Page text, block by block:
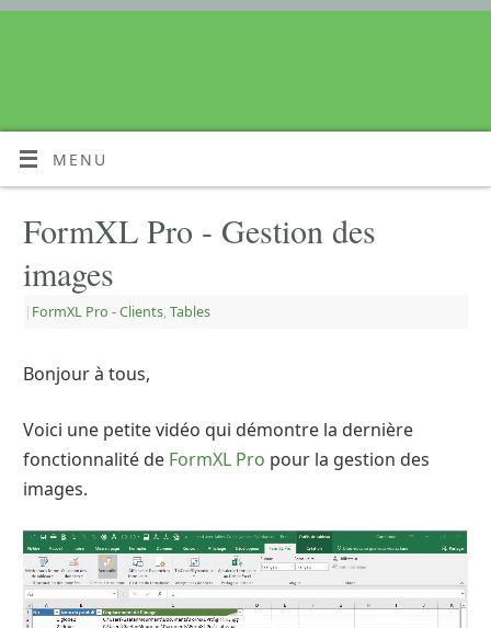
MENU
FormXL Pro - Gestion des
images
| FormXL Pro - Clients, Tables
Bonjour à tous,
Voici une petite vidéo qui démontre la dernière
fonctionnalité de FormXL Pro pour la gestion des
images.
Lecteur
vidéo